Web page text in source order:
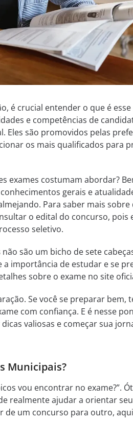
é crucial entender o que é esse
e competências de
Eles são promovidos pelas
os mais qualificados para
exames costumam abordar?
gerais e
Para saber mais
o edital do concurso, pois
seletivo.
não são um bicho de sete
a importância de estudar e se
sobre o exame no site
Se você se preparar bem,
com confiança. E é nesse
valiosas e começar sua
Municipais?
vou encontrar no exame?”.
realmente ajudar a orientar
de um concurso para outro,